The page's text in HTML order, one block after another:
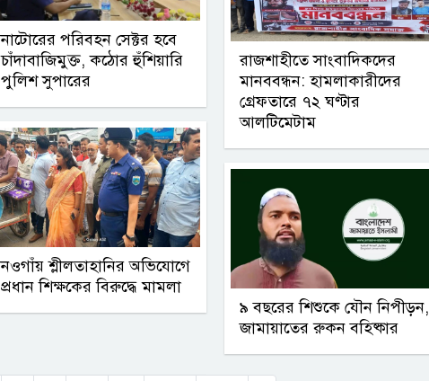
নাটোরের পরিবহন সেক্টর হবে
চাঁদাবাজিমুক্ত, কঠোর হুঁশিয়ারি
পুলিশ সুপারের
নওগাঁয় শ্লীলতাহানির অভিযোগে
প্রধান শিক্ষকের বিরুদ্ধে মামলা
রাজশাহীতে সাংবাদিকদের
মানববন্ধন: হামলাকারীদের
গ্রেফতারে ৭২ ঘণ্টার
আলটিমেটাম
৯ বছরের শিশুকে যৌন নিপীড়ন,
জামায়াতের রুকন বহিষ্কার